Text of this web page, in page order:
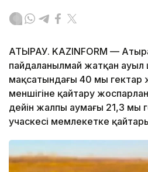
АТЫРАУ. KAZINFORM —
пайдаланылмай жатқан
мақсатындағы 40 мың
меншігіне қайтару
дейін жалпы аумағы 21,3 мың
учаскесі мемлекетке